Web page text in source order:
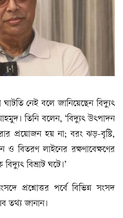
নেই বলে জানিয়েছেন বিদ্যুৎ
তিনি বলেন, ‘বিদ্যুৎ উৎপাদন
প্রয়োজন হয় না; বরং ঝড়-বৃষ্টি,
ও বিতরণ লাইনের রক্ষণাবেক্ষণের
বিভ্রাট ঘটে।’
প্রশ্নোত্তর পর্বে বিভিন্ন সংসদ
তথ্য জানান।